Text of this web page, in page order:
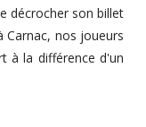
décrocher son billet
Carnac, nos joueurs
à la différence d'un